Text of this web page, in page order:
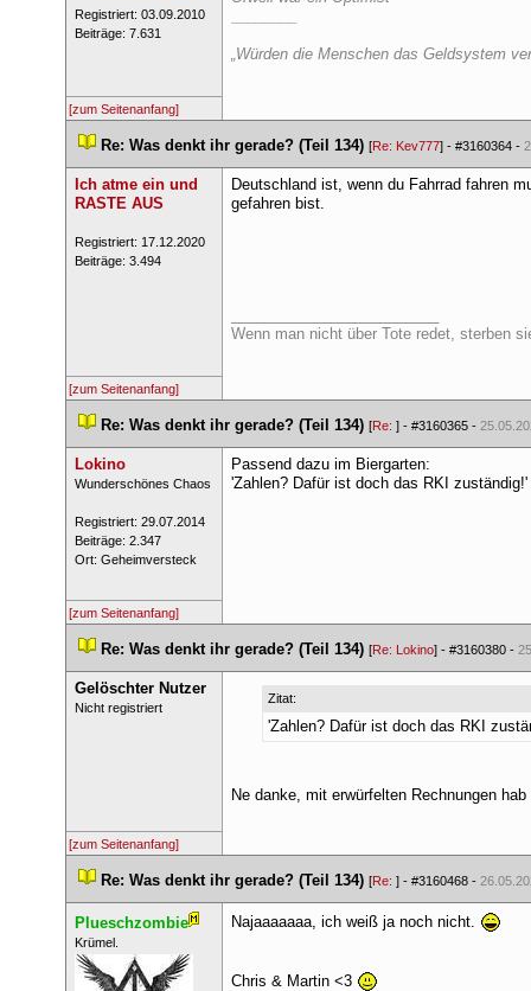
Registriert: 03.09.2010
Beiträge: 7.631
„Würden die Menschen das Geldsystem
[zum Seitenanfang]
Re: Was denkt ihr gerade? (Teil 134) [Re: Kev777] - #3160364 -
Ich atme ein und
RASTE AUS
Registriert: 17.12.2020
Beiträge: 3.494
Deutschland ist, wenn du Fahrrad fahren
gefahren bist.
Wenn man nicht über Tote redet, sterben
[zum Seitenanfang]
Re: Was denkt ihr gerade? (Teil 134) [Re: ] - #3160365 -
Lokino
​Wunderschönes Chaos
Registriert: 29.07.2014
Beiträge: 2.347
Ort: Geheimversteck
Passend dazu im Biergarten:
'Zahlen? Dafür ist doch das RKI zuständig!'
[zum Seitenanfang]
Re: Was denkt ihr gerade? (Teil 134) [Re: Lokino] - #3160380 -
Gelöschter Nutzer
Nicht registriert
Zitat:
'Zahlen? Dafür ist doch das RKI
Ne danke, mit erwürfelten Rechnungen
[zum Seitenanfang]
Re: Was denkt ihr gerade? (Teil 134) [Re: ] - #3160468 -
Plueschzombie
​Krümel.
Najaaaaaaa, ich weiß ja noch nicht.
Chris & Martin <3